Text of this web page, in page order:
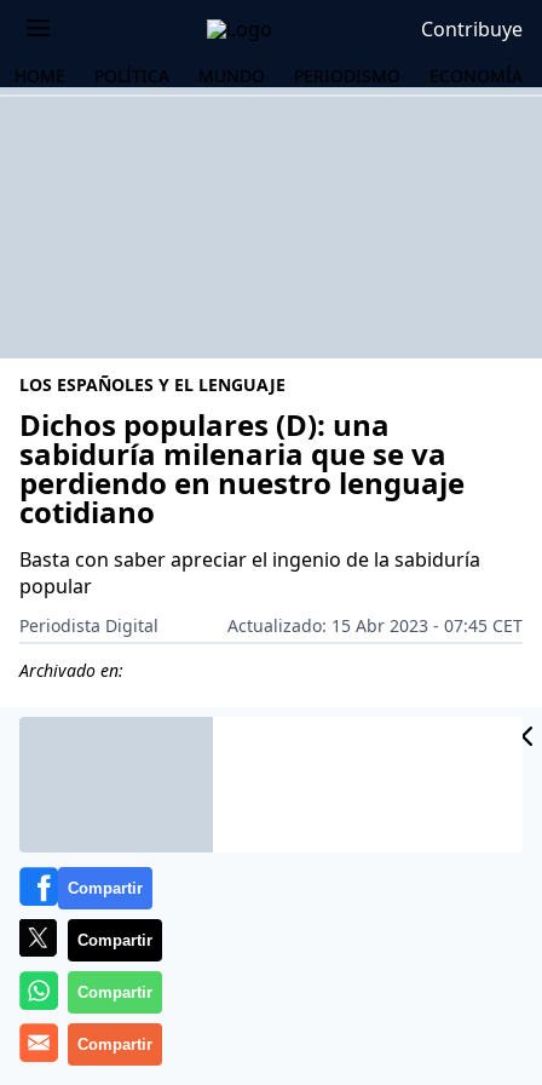
Contribuye
HOME POLÍTICA MUNDO PERIODISMO ECONOMÍA
LOS ESPAÑOLES Y EL LENGUAJE
Dichos populares (D): una
sabiduría milenaria que se va
perdiendo en nuestro lenguaje
cotidiano
Basta con saber apreciar el ingenio de la sabiduría
popular
Periodista Digital
Actualizado: 15 Abr 2023 - 07:45 CET
Archivado en:
Más información
Compartir
Compartir
Compartir
Compartir